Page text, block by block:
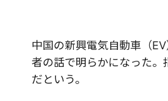
中国の新興電気自動車（
者の話で明らかになった
だという。